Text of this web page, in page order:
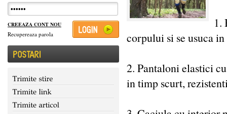
CREEAZA CONT NOU
Recupereaza parola
1.
corpului si se usuca
2. Pantaloni elastici
in timp scurt,